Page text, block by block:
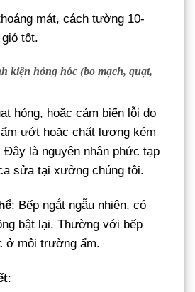
mát, cách tường 10-
tốt.
kiện hỏng hóc (bo mạch, quạt,
hỏng, hoặc cảm biến lỗi do
ướt hoặc chất lượng kém
Đây là nguyên nhân phức tạp
sửa tại xưởng chúng tôi.
: Bếp ngắt ngẫu nhiên, có
bật lại. Thường với bếp
ở môi trường ẩm.
: